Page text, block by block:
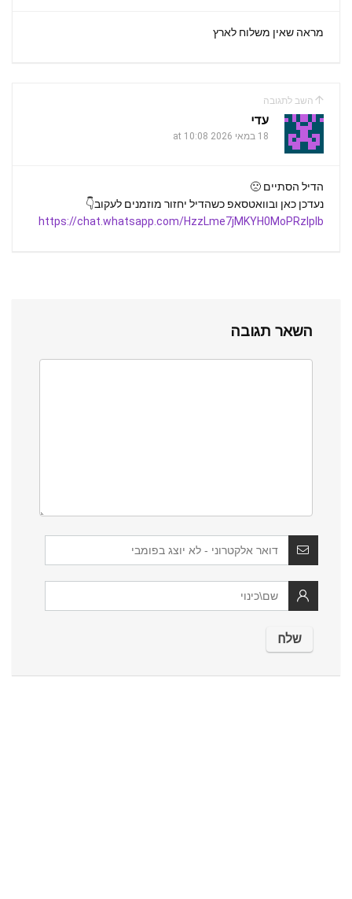
מראה שאין משלוח לארץ
השב לתגובה
עדי
18 במאי 2026 at 10:08
הדיל הסתיים 🙁
️נעדכן כאן ובוואטסאפ כשהדיל יחזור מוזמנים לעקוב👇
https://chat.whatsapp.com/HzzLme7jMKYH0MoPRzlplb
השאר תגובה